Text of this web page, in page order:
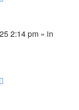
2:14 pm » in